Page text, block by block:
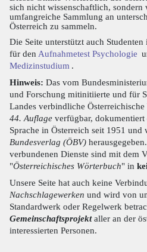
sich nicht wissenschaftlich, sondern
umfangreiche Sammlung an
Österreich zu sammeln.
Die Seite unterstützt auch
für den Aufnahmetest Psychologie
Medizinstudium .
Hinweis: Das vom
und Forschung mitinitiierte und für
Landes verbindliche
44. Auflage verfügbar, dokumentiert
Sprache in Österreich seit 1951 und
Bundesverlag (ÖBV)
verbundenen Dienste sind mit dem
"Österreichisches Wörterbuch" in
Unsere Seite hat auch keine
Nachschlagewerken und wird von
Standardwerk oder Regelwerk
Gemeinschaftsprojektaller an der
interessierten Personen.